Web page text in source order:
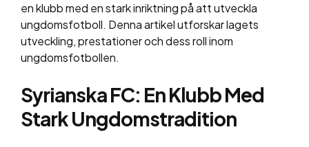
en klubb med en stark inriktning på att utveckla
ungdomsfotboll. Denna artikel utforskar lagets
utveckling, prestationer och dess roll inom
ungdomsfotbollen.
Syrianska FC: En Klubb Med
Stark Ungdomstradition